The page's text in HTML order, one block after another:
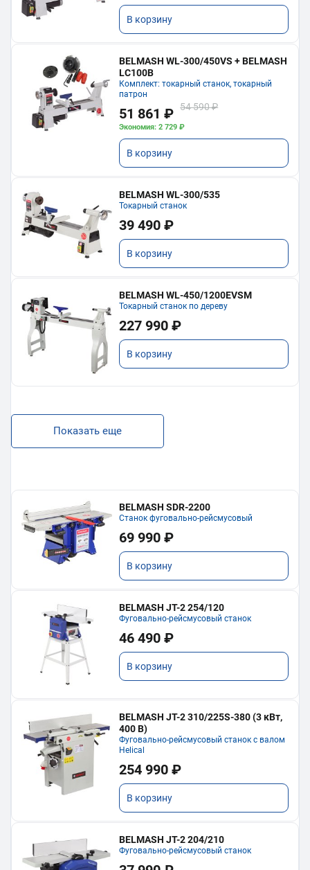
В корзину
BELMASH WL-300/450VS + BELMASH
LC100B
Комплект: токарный станок, токарный
патрон
51 861 ₽ 54 590 ₽
Экономия: 2 729 ₽
В корзину
BELMASH WL-300/535
Токарный станок
39 490 ₽
В корзину
BELMASH WL-450/1200EVSM
Токарный станок по дереву
227 990 ₽
В корзину
Показать еще
BELMASH SDR-2200
Станок фуговально-рейсмусовый
69 990 ₽
В корзину
BELMASH JT-2 254/120
Фуговально-рейсмусовый станок
46 490 ₽
В корзину
BELMASH JT-2 310/225S-380 (3 кВт,
400 В)
Фуговально-рейсмусовый станок с валом
Helical
254 990 ₽
В корзину
BELMASH JT-2 204/210
Фуговально-рейсмусовый станок